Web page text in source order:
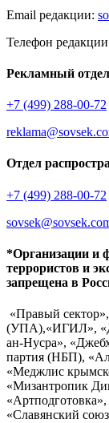
Email редакции:
Телефон
Рекламный
+7 (499) 288-00-72
Отдел
+7 (499) 288-00-72
*Организации и
террористов и
запрещена в
«Правый
(УПА),«ИГИЛ»,
ан-Нусра»,
партия (НБП),
«Меджлис
«Мизантропик
«Славянский